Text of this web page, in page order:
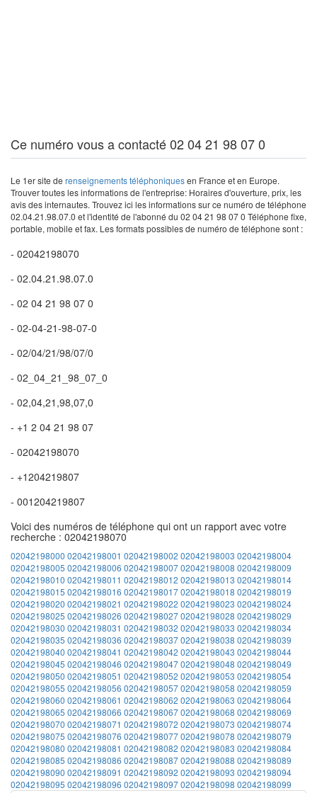
Ce numéro vous a contacté 02 04 21 98 07 0
Le 1er site de renseignements téléphoniquesen France et en Europe.
Trouver toutes les informations de l'entreprise: Horaires d'ouverture, prix, les
avis des internautes. Trouvez ici les informations sur ce numéro de téléphone
02.04.21.98.07.0 et l'identité de l'abonné du 02 04 21 98 07 0 Téléphone fixe,
portable, mobile et fax. Les formats possibles de numéro de téléphone sont :
- 02042198070
- 02.04.21.98.07.0
- 02 04 21 98 07 0
- 02-04-21-98-07-0
- 02/04/21/98/07/0
- 02_04_21_98_07_0
- 02,04,21,98,07,0
- +1 2 04 21 98 07
- 02042198070
- +1204219807
- 001204219807
Voici des numéros de téléphone qui ont un rapport avec votre
recherche : 02042198070
02042198000 02042198001 02042198002 02042198003 02042198004
02042198005 02042198006 0204219800702042198008 02042198009
02042198010 02042198011 02042198012 02042198013 02042198014
02042198015 02042198016 0204219801702042198018 02042198019
02042198020 02042198021 02042198022 02042198023 02042198024
02042198025 02042198026 0204219802702042198028 02042198029
02042198030 02042198031 02042198032 02042198033 02042198034
02042198035 02042198036 0204219803702042198038 02042198039
02042198040 02042198041 02042198042 02042198043 02042198044
02042198045 02042198046 0204219804702042198048 02042198049
02042198050 02042198051 02042198052 02042198053 02042198054
02042198055 02042198056 0204219805702042198058 02042198059
02042198060 02042198061 02042198062 02042198063 02042198064
02042198065 02042198066 0204219806702042198068 02042198069
02042198070 02042198071 02042198072 02042198073 02042198074
02042198075 02042198076 0204219807702042198078 02042198079
02042198080 02042198081 02042198082 02042198083 02042198084
02042198085 02042198086 0204219808702042198088 02042198089
02042198090 02042198091 02042198092 02042198093 02042198094
02042198095 02042198096 0204219809702042198098 02042198099